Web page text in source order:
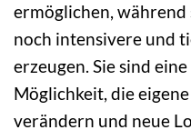
ermöglichen, während
noch intensivere und
erzeugen. Sie sind
Möglichkeit, die
verändern und neue